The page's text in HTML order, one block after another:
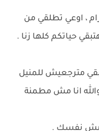
، اوعي تطلقي من
حياتكم كلها زنا .
مترجعيش للمنيل
انا مش مطمنة
نفسك .